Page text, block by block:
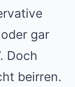
gar
Doch
beirren.